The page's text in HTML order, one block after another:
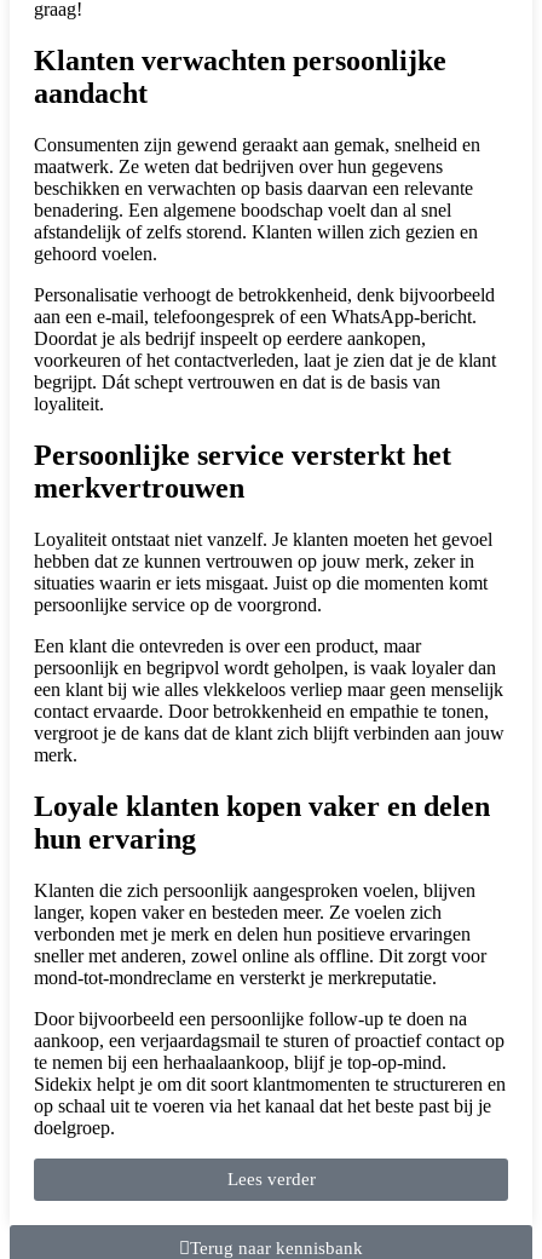
graag!
Klanten verwachten persoonlijke
aandacht
Consumenten zijn gewend geraakt aan gemak, snelheid en
maatwerk. Ze weten dat bedrijven over hun gegevens
beschikken en verwachten op basis daarvan een relevante
benadering. Een algemene boodschap voelt dan al snel
afstandelijk of zelfs storend. Klanten willen zich gezien en
gehoord voelen.
Personalisatie verhoogt de betrokkenheid, denk bijvoorbeeld
aan een e-mail, telefoongesprek of een WhatsApp-bericht.
Doordat je als bedrijf inspeelt op eerdere aankopen,
voorkeuren of het contactverleden, laat je zien dat je de klant
begrijpt. Dát schept vertrouwen en dat is de basis van
loyaliteit.
Persoonlijke service versterkt het
merkvertrouwen
Loyaliteit ontstaat niet vanzelf. Je klanten moeten het gevoel
hebben dat ze kunnen vertrouwen op jouw merk, zeker in
situaties waarin er iets misgaat. Juist op die momenten komt
persoonlijke service op de voorgrond.
Een klant die ontevreden is over een product, maar
persoonlijk en begripvol wordt geholpen, is vaak loyaler dan
een klant bij wie alles vlekkeloos verliep maar geen menselijk
contact ervaarde. Door betrokkenheid en empathie te tonen,
vergroot je de kans dat de klant zich blijft verbinden aan jouw
merk.
Loyale klanten kopen vaker en delen
hun ervaring
Klanten die zich persoonlijk aangesproken voelen, blijven
langer, kopen vaker en besteden meer. Ze voelen zich
verbonden met je merk en delen hun positieve ervaringen
sneller met anderen, zowel online als offline. Dit zorgt voor
mond-tot-mondreclame en versterkt je merkreputatie.
Door bijvoorbeeld een persoonlijke follow-up te doen na
aankoop, een verjaardagsmail te sturen of proactief contact op
te nemen bij een herhaalaankoop, blijf je top-op-mind.
Sidekix helpt je om dit soort klantmomenten te structureren en
op schaal uit te voeren via het kanaal dat het beste past bij je
doelgroep.
Lees verder
Terug naar kennisbank